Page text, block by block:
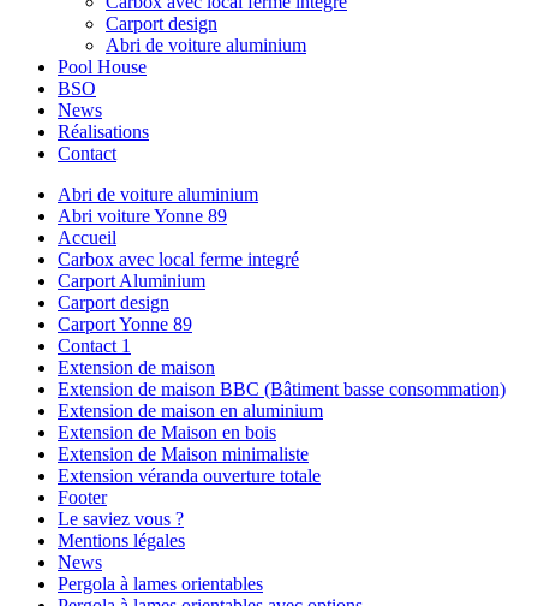
Carport design
Abri de voiture aluminium
Pool House
BSO
News
Réalisations
Contact
Abri de voiture aluminium
Abri voiture Yonne 89
Accueil
Carbox avec local ferme integré
Carport Aluminium
Carport design
Carport Yonne 89
Contact 1
Extension de maison
Extension de maison BBC (Bâtiment basse consommation)
Extension de maison en aluminium
Extension de Maison en bois
Extension de Maison minimaliste
Extension véranda ouverture totale
Footer
Le saviez vous ?
Mentions légales
News
Pergola à lames orientables